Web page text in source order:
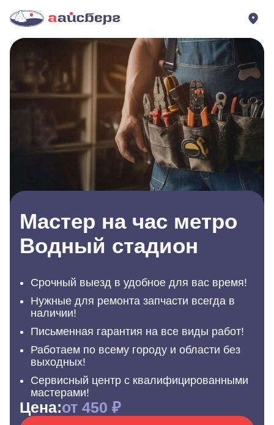
Мастер на час метро
Водный стадион
Срочный выезд в удобное для вас время!
Нужные для ремонта запчасти всегда в
наличии!
Письменная гарантия на все виды работ!
Работаем по всему городу и области без
выходных!
Сервисный центр с квалифицированными
мастерами!
Цена:от 450 ₽